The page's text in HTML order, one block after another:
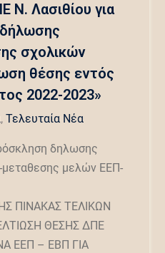
Ν. Λασιθίου για
σχολικών
θέσης εντός
2022-2023»
, Τελευταία Νέα
δηλωσης
μεταθεσης μελών ΕΕΠ-
ΠΙΝΑΚΑΣ ΤΕΛΙΚΩΝ
ΘΕΣΗΣ ΔΠΕ
ΕΕΠ – ΕΒΠ ΓΙΑ